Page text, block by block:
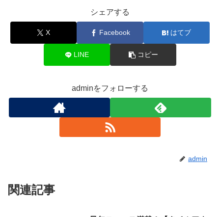
シェアする
X Facebook はてブ
LINE コピー
adminをフォローする
admin
関連記事